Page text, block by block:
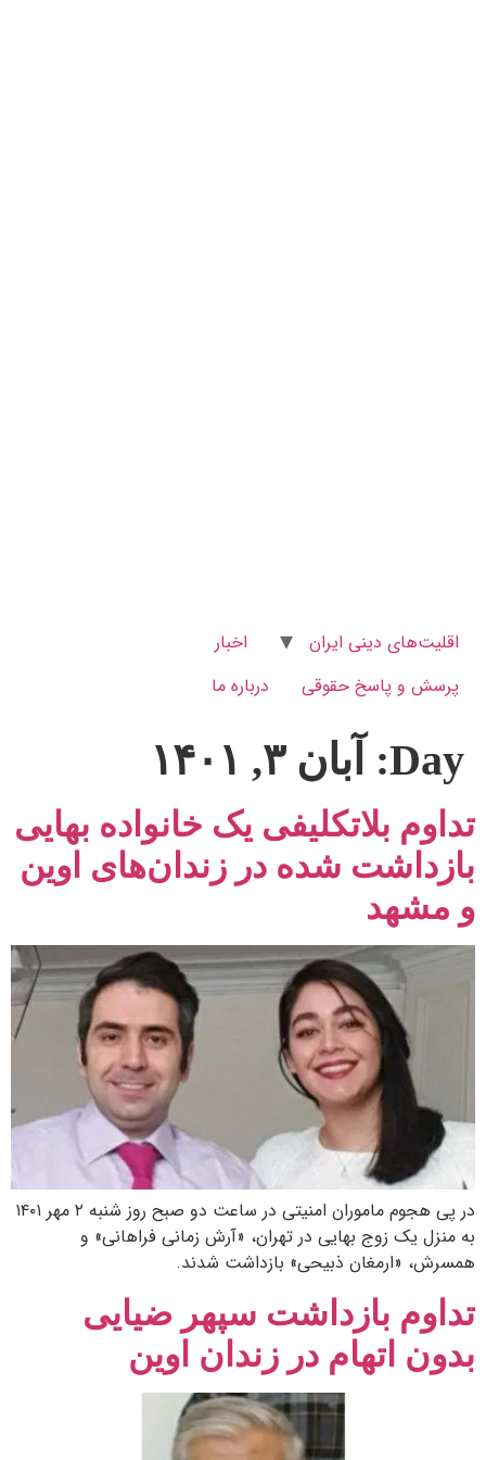
اقلیت‌های دینی ایران
اخبار
پرسش و پاسخ‌ حقوقی
درباره ما
Day: آبان ۳, ۱۴۰۱
تداوم بلاتکلیفی یک خانواده بهایی
بازداشت شده در زندان‌های اوین
و مشهد
در پی هجوم ماموران امنیتی در ساعت دو صبح روز شنبه ۲ مهر ۱۴۰۱
به منزل یک زوج بهایی در تهران، «آرش زمانی فراهانی» و
همسرش، «ارمغان ذبیحی» بازداشت شدند.
تداوم بازداشت سپهر ضیایی
بدون اتهام در زندان اوین